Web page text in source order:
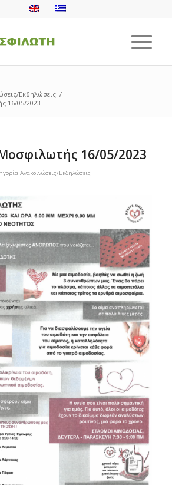
Εκδηλώσεις /
16/05/2023
16/05/2023
Ανακοινώσεις/Εκδηλώσεις